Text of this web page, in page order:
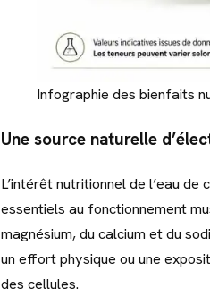
Infographie des bienfaits
Une source naturelle
L’intérêt nutritionnel de l’eau
essentiels au fonctionnement
magnésium, du calcium et du
un effort physique ou une
des cellules.